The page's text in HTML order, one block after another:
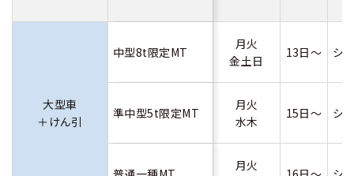
大型車
＋けん引
中型8t限定MT
月火
金土日
13日～ シ
準中型5t限定MT
月火
水木
15日～ シ
月火